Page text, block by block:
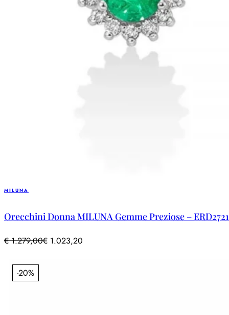
MILUNA
Orecchini Donna MILUNA Gemme Preziose – ERD2721
€1.279,00€ 1.023,20
-20%